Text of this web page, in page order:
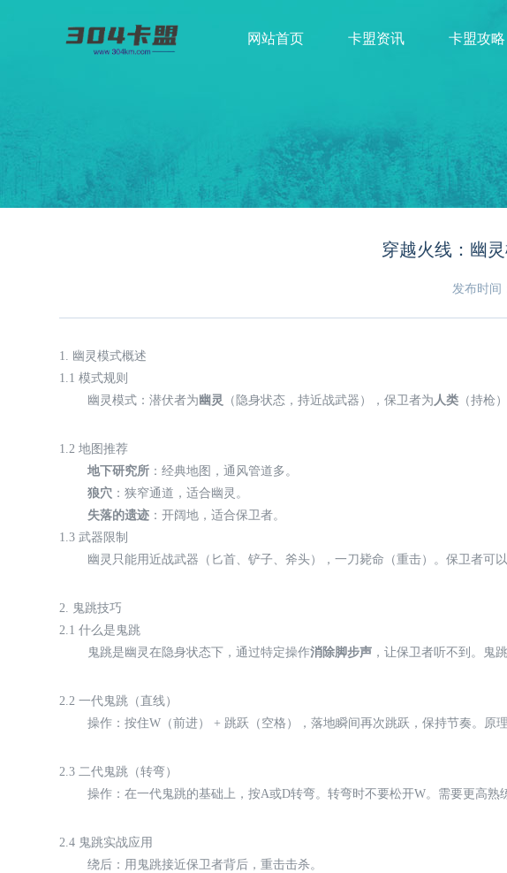
网站首页 卡盟资讯 卡盟攻略
穿越火线：幽
发布时间
1. 幽灵模式概述
1.1 模式规则
幽灵模式：潜伏者为 幽灵 （隐身状态，持近战武器），保卫者为 人类 （持枪
1.2 地图推荐
地下研究所 ：经典地图，通风管道多。
狼穴 ：狭窄通道，适合幽灵。
失落的遗迹 ：开阔地，适合保卫者。
1.3 武器限制
幽灵只能用近战武器（匕首、铲子、斧头），一刀毙命（重击）。保卫者可以
2. 鬼跳技巧
2.1 什么是鬼跳
鬼跳是幽灵在隐身状态下，通过特定操作消除脚步声 ，让保卫者听不到。鬼
2.2 一代鬼跳（直线）
操作：按住W（前进） + 跳跃（空格），落地瞬间再次跳跃，保持节奏。原
2.3 二代鬼跳（转弯）
操作：在一代鬼跳的基础上，按A或D转弯。转弯时不要松开W。需要更高熟
2.4 鬼跳实战应用
绕后：用鬼跳接近保卫者背后，重击击杀。